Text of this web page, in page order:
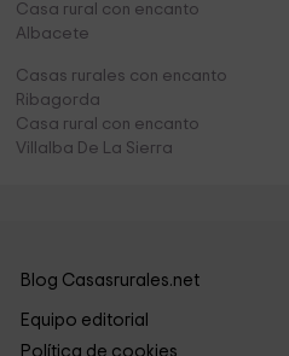
Casa rural con encanto
Albacete
Casas rurales con encanto
Ribagorda
Casa rural con encanto
Villalba De La Sierra
Blog Casasrurales.net
Equipo editorial
Política de cookies